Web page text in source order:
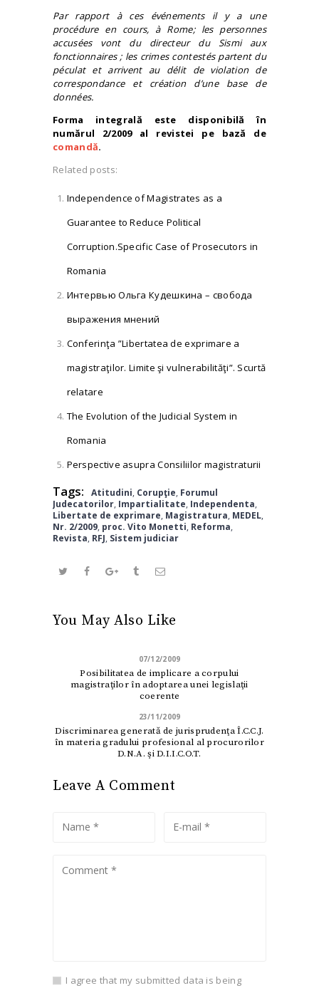
Par rapport à ces événements il y a une
procédure en cours, à Rome; les personnes
accusées vont du directeur du Sismi aux
fonctionnaires ; les crimes contestés partent du
péculat et arrivent au délit de violation de
correspondance et création d’une base de
données.
Forma integrală este disponibilă în
numărul 2/2009 al revistei pe bază de
comandă.
Related posts:
Independence of Magistrates as a
Guarantee to Reduce Political
Corruption.Specific Case of Prosecutors in
Romania
Интервью Ольга Кудешкина – свобода
выражения мнений
Conferinţa ”Libertatea de exprimare a
magistraţilor. Limite şi vulnerabilităţi”. Scurtă
relatare
The Evolution of the Judicial System in
Romania
Perspective asupra Consiliilor magistraturii
Tags: Atitudini, Corupţie, Forumul
Judecatorilor, Impartialitate, Independenta,
Libertate de exprimare, Magistratura, MEDEL,
Nr. 2/2009, proc. Vito Monetti, Reforma,
Revista, RFJ, Sistem judiciar
You May Also Like
07/12/2009
Posibilitatea de implicare a corpului
magistraţilor în adoptarea unei legislaţii
coerente
23/11/2009
Discriminarea generată de jurisprudenţa Î.C.C.J.
în materia gradului profesional al procurorilor
D.N.A. şi D.I.I.C.O.T.
Leave A Comment
I agree that my submitted data is being